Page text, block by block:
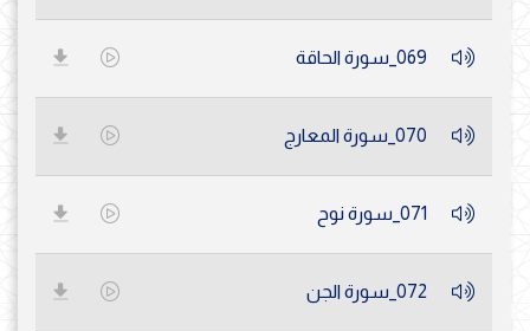
069_سورة الحاقة
070_سورة المعارج
071_سورة نوح
072_سورة الجن